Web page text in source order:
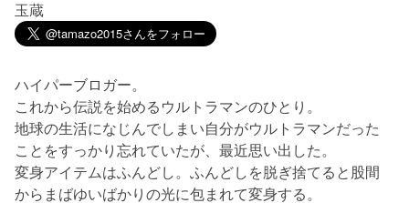
玉蔵
ハイパーブロガー。
これから伝説を始めるウルトラマンのひとり。
地球の生活になじんでしまい自分がウルトラマンだった
ことをすっかり忘れていたが、最近思い出した。
変身アイテムはふんどし。ふんどしを脱ぎ捨てると股間
からまばゆいばかりの光に包まれて変身する。